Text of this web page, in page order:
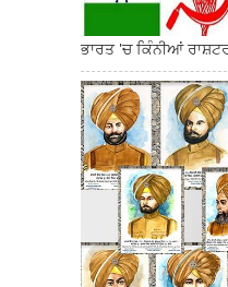
ਭਾਰਤ 'ਚ ਕਿੰਨੀਆਂ